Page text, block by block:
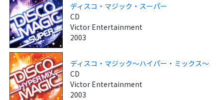
ディスコ・マジック・スーパー
CD
Victor Entertainment
2003
ディスコ・マジック～ハイパー・ミックス～
CD
Victor Entertainment
2003